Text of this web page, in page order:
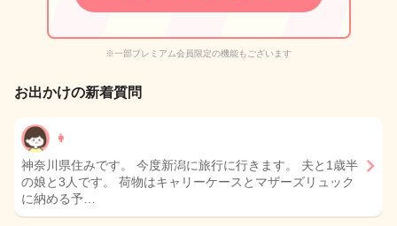
※一部プレミアム会員限定の機能もございます
お出かけの新着質問
👩
神奈川県住みです。 今度新潟に旅行に行きます。 夫と1歳半
の娘と3人です。 荷物はキャリーケースとマザーズリュック
に納める予…